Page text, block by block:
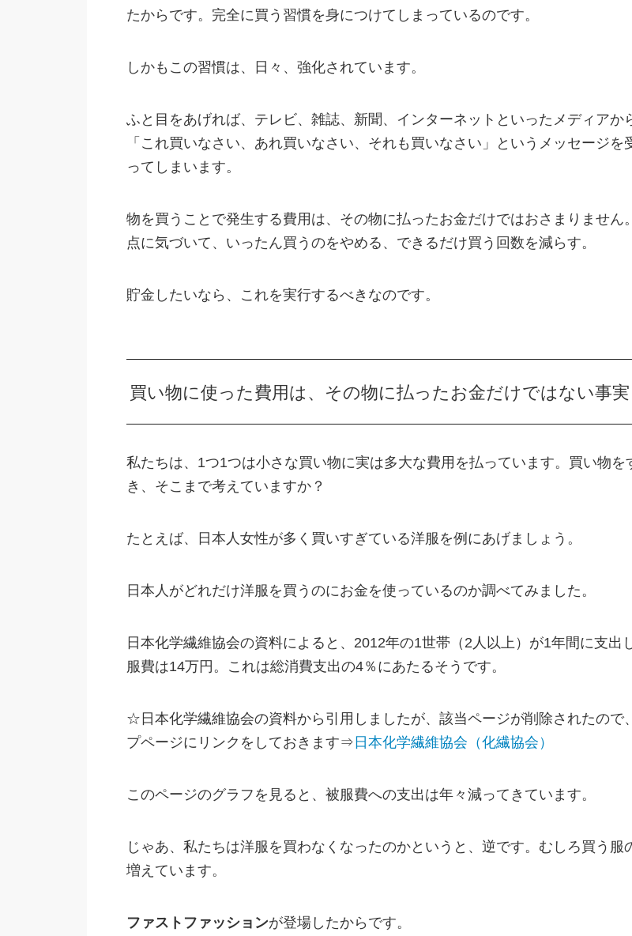
たからです。完全に買う習慣を身につけてしまっているのです。
しかもこの習慣は、日々、強化されています。
ふと目をあげれば、テレビ、雑誌、新聞、インターネットといったメディアか
「これ買いなさい、あれ買いなさい、それも買いなさい」というメッセージを
ってしまいます。
物を買うことで発生する費用は、その物に払ったお金だけではおさまりません
点に気づいて、いったん買うのをやめる、できるだけ買う回数を減らす。
貯金したいなら、これを実行するべきなのです。
買い物に使った費用は、その物に払ったお金だけではない事実
私たちは、1つ1つは小さな買い物に実は多大な費用を払っています。買い物を
き、そこまで考えていますか？
たとえば、日本人女性が多く買いすぎている洋服を例にあげましょう。
日本人がどれだけ洋服を買うのにお金を使っているのか調べてみました。
日本化学繊維協会の資料によると、2012年の1世帯（2人以上）が1年間に支出
服費は14万円。これは総消費支出の4％にあたるそうです。
☆日本化学繊維協会の資料から引用しましたが、該当ページが削除されたので
プページにリンクをしておきます⇒ 日本化学繊維協会（化繊協会）
このページのグラフを見ると、被服費への支出は年々減ってきています。
じゃあ、私たちは洋服を買わなくなったのかというと、逆です。むしろ買う服
増えています。
ファストファッションが登場したからです。